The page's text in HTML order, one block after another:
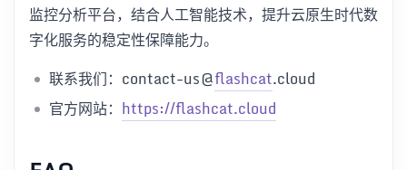
监控分析平台，结合人工智能技术，提升云原生时代数
字化服务的稳定性保障能力。
联系我们：contact-us@flashcat.cloud
官方网站： https://flashcat.cloud